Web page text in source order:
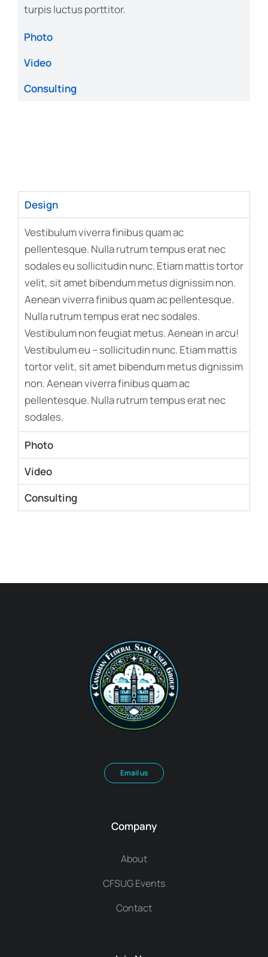
turpis luctus porttitor.
Photo
Video
Consulting
Design
Vestibulum viverra finibus quam ac
pellentesque. Nulla rutrum tempus erat nec
sodales eu sollicitudin nunc. Etiam mattis tortor
velit, sit amet bibendum metus dignissim non.
Aenean viverra finibus quam ac pellentesque.
Nulla rutrum tempus erat nec sodales.
Vestibulum non feugiat metus. Aenean in arcu!
Vestibulum eu – sollicitudin nunc. Etiam mattis
tortor velit, sit amet bibendum metus dignissim
non. Aenean viverra finibus quam ac
pellentesque. Nulla rutrum tempus erat nec
sodales.
Photo
Video
Consulting
Email us
Company
About
CFSUG Events
Contact